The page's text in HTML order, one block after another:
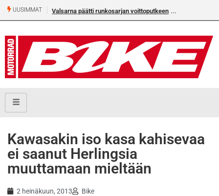
UUSIMMAT Valsarna päätti runkosarjan voittoputkeen
Kawasakin iso kasa kahisevaa
ei saanut Herlingsia
muuttamaan mieltään
2 heinäkuun, 2013 Bike